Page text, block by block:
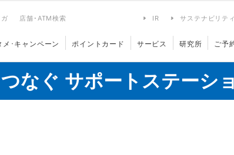
店舗･ATM検索 IR サステナビリティ
メ･キャンペーン ポイントカード サービス 研究所 ご予
なぐ サポートステーシ